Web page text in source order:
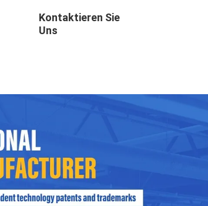
Kontaktieren Sie
Uns